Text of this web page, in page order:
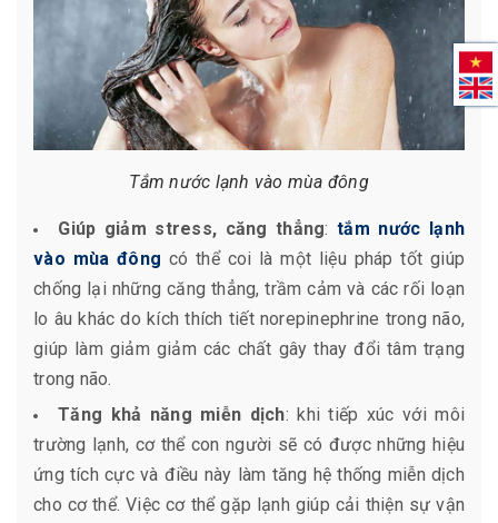
Tắm nước lạnh vào mùa đông
Giúp giảm stress, căng thẳng: tắm nước lạnh
vào mùa đông có thể coi là một liệu pháp tốt giúp
chống lại những căng thẳng, trầm cảm và các rối loạn
lo âu khác do kích thích tiết norepinephrine trong não,
giúp làm giảm giảm các chất gây thay đổi tâm trạng
trong não.
Tăng khả năng miễn dịch: khi tiếp xúc với môi
trường lạnh, cơ thể con người sẽ có được những hiệu
ứng tích cực và điều này làm tăng hệ thống miễn dịch
cho cơ thể. Việc cơ thể gặp lạnh giúp cải thiện sự vận